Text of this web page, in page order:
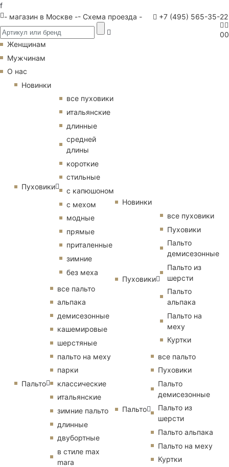
f
- магазин в Москве -- Схема проезда - +7 (495) 565-35-22
00
Женщинам
Мужчинам
О нас
Новинки
Пуховики
все пуховики
итальянские
длинные
средней
длины
короткие
стильные
с капюшоном
с мехом
модные
прямые
приталенные
зимние
без меха
Пальто
все пальто
альпака
демисезонные
кашемировые
шерстяные
пальто на меху
парки
классические
итальянские
зимние пальто
длинные
двубортные
в стиле max
mara
Новинки
Пуховики
все пуховики
Пуховики
Пальто
демисезонные
Пальто из
шерсти
Пальто
альпака
Пальто на
меху
Куртки
Пальто
все пальто
Пуховики
Пальто
демисезонные
Пальто из
шерсти
Пальто альпака
Пальто на меху
Куртки